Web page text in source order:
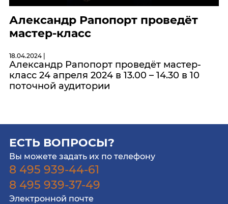
Александр Рапопорт проведёт
мастер-класс
18.04.2024 |
Александр Рапопорт проведёт мастер-
класс 24 апреля 2024 в 13.00 – 14.30 в 10
поточной аудитории
ЕСТЬ ВОПРОСЫ?
Вы можете задать их по телефону
8 495 939-44-61
8 495 939-37-49
Электронной почте